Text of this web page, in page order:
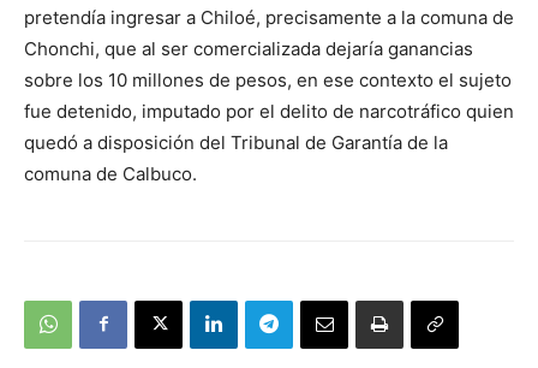
pretendía ingresar a Chiloé, precisamente a la comuna de
Chonchi, que al ser comercializada dejaría ganancias
sobre los 10 millones de pesos, en ese contexto el sujeto
fue detenido, imputado por el delito de narcotráfico quien
quedó a disposición del Tribunal de Garantía de la
comuna de Calbuco.